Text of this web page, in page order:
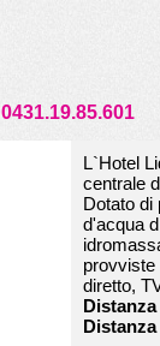
0431.19.85.601
L`Hotel
centrale
Dotato di
d'acqua
provviste
diretto,